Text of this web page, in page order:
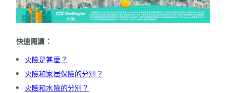
快速閱讀：
火險是甚麼？
火險和家居保險的分別？
火險和水險的分別？